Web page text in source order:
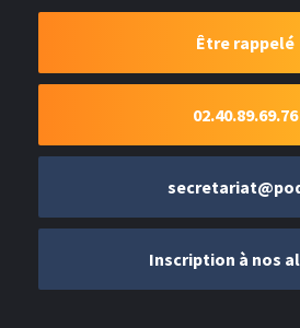
Être rappelé
02.40.89.69.76
Inscription à nos